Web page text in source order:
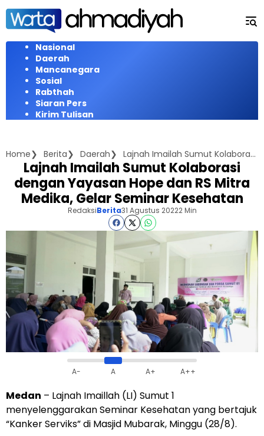
Langsung
konten
Nasional
Daerah
Mancanegara
Sosial
Rabthah
Siaran Pers
Kirim Tulisan
Home Berita Daerah Lajnah Imailah Sumut Kolaborasi dengan Yayasan Hope dan RS Mitra Medika, Gelar Seminar Kesehatan
Lajnah Imailah Sumut Kolaborasi
dengan Yayasan Hope dan RS Mitra
Medika, Gelar Seminar Kesehatan
RedaksiBerita31 Agustus 20222 Min
A- A A+ A++
Medan – Lajnah Imaillah (LI) Sumut 1
menyelenggarakan Seminar Kesehatan yang bertajuk
“Kanker Serviks” di Masjid Mubarak, Minggu (28/8).